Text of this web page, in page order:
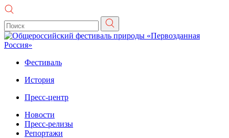
Фестиваль
История
Пресс-центр
Новости
Пресс-релизы
Репортажи